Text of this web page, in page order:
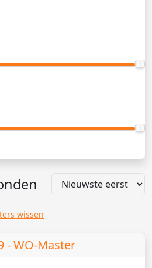
wissen
- WO-Master